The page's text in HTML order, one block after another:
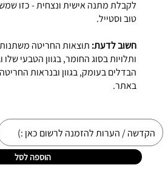
לקבלת מתנה אישית ונצחית - כזו
טוב וסטייל.
חשוב לדעת: תוצאות החריטה
ותלויות בסוג החומר, בגוון הטבעי שלו
הבדלים בעומק, בגוון ובנראות
באתר.
הוספה לסל